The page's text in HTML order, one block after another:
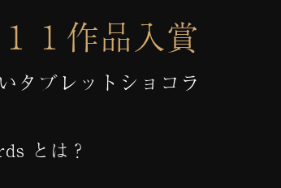
１作品入賞
タブレットショコラ
とは？